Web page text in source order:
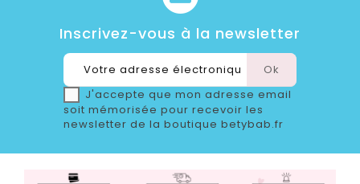
Inscrivez-vous à la newsletter
J'accepte que mon adresse email
soit mémorisée pour recevoir les
newsletter de la boutique betybab.fr